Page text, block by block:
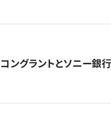
コングラントとソニー銀